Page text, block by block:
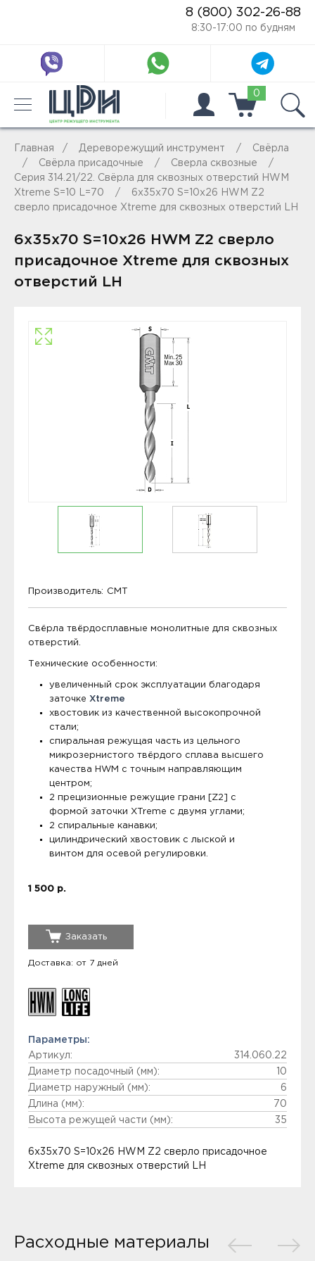
8 (800) 302-26-88
8:30-17:00 по будням
0
Главная Дереворежущий инструмент
Свёрла
Свёрла присадочные
Сверла сквозные
Серия 314.21/22. Свёрла для сквозных отверстий HWM
Xtreme S=10 L=70
6x35x70 S=10x26 HWM Z2
сверло присадочное Xtreme для сквозных отверстий LH
6x35x70 S=10x26 HWM Z2 сверло
присадочное Xtreme для сквозных
отверстий LH
Производитель: CMT
Свёрла твёрдосплавные монолитные для сквозных
отверстий.
Технические особенности:
увеличенный срок эксплуатации благодаря
заточке Xtreme
хвостовик из качественной высокопрочной
стали;
спиральная режущая часть из цельного
микрозернистого твёрдого сплава высшего
качества HWM с точным направляющим
центром;
2 прецизионные режущие грани [Z2] с
формой заточки XTreme с двумя углами;
2 спиральные канавки;
цилиндрический хвостовик с лыской и
винтом для осевой регулировки.
1 500 р.
Заказать
Доставка: от 7 дней
Параметры:
Артикул:
314.060.22
Диаметр посадочный (мм):
10
Диаметр наружный (мм):
6
Длина (мм):
70
Высота режущей части (мм):
35
6x35x70 S=10x26 HWM Z2 сверло присадочное
Xtreme для сквозных отверстий LH
Расходные материалы